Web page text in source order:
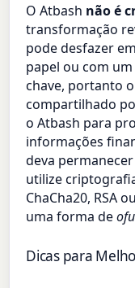
O Atbash não é
transformação
pode desfazer
papel ou com
chave, portanto
compartilhado
o Atbash para
informações
deva
utilize
ChaCha20, RSA
uma forma de
Dicas para